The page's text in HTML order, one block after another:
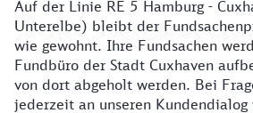
Auf der Linie RE 5 Hamburg -
Unterelbe) bleibt der
wie gewohnt. Ihre Fundsachen
Fundbüro der Stadt Cuxhaven
von dort abgeholt werden. Bei
jederzeit an unseren Kundendialog